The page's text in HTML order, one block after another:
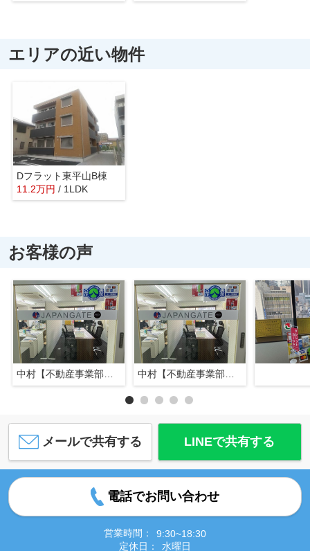
エリアの近い物件
Dフラット東平山B棟
11.2万円 / 1LDK
お客様の声
メールで共有する LINEで共有する
電話でお問い合わせ
営業時間：
9:30~18:30
定休日：
水曜日